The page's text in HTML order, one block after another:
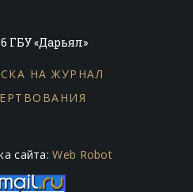
ГБУ «Дарьял»
НА ЖУРНАЛ
сайта:Web Robot